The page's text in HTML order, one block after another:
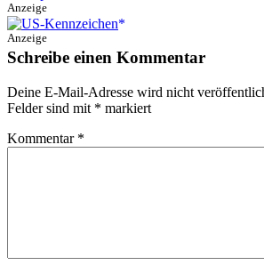
Anzeige
Anzeige
Schreibe einen Kommentar
Deine E-Mail-Adresse wird nicht
Felder sind mit * markiert
Kommentar *